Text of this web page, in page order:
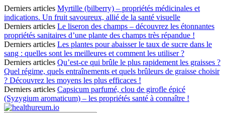
Derniers articles Myrtille (bilberry) – propriétés médicinales et
indications. Un fruit savoureux, allié de la santé visuelle
Derniers articles Le liseron des champs – découvrez les étonnantes
propriétés sanitaires d’une plante des champs très répandue !
Derniers articles Les plantes pour abaisser le taux de sucre dans le
sang : quelles sont les meilleures et comment les utiliser ?
Derniers articles Qu’est-ce qui brûle le plus rapidement les graisses ?
Quel régime, quels entraînements et quels brûleurs de graisse choisir
? Découvrez les moyens les plus efficaces !
Derniers articles Capsicum parfumé, clou de girofle épicé
(Syzygium aromaticum) – les propriétés santé à connaître !